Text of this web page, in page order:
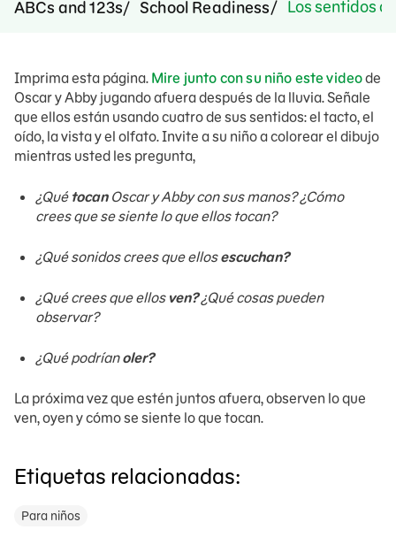
ABCs and 123s School Readiness Los sentidos
Imprima esta página. Mire junto con su niño este videode
Oscar y Abby jugando afuera después de la lluvia. Señale
que ellos están usando cuatro de sus sentidos: el tacto, el
oído, la vista y el olfato. Invite a su niño a colorear el dibujo
mientras usted les pregunta,
¿Qué tocanOscar y Abby con sus manos? ¿Cómo
crees que se siente lo que ellos tocan?
¿Qué sonidos crees que ellosescuchan?
¿Qué crees que ellos ven?¿Qué cosas pueden
observar?
¿Qué podríanoler?
La próxima vez que estén juntos afuera, observen lo que
ven, oyen y cómo se siente lo que tocan.
Etiquetas relacionadas:
Para niños